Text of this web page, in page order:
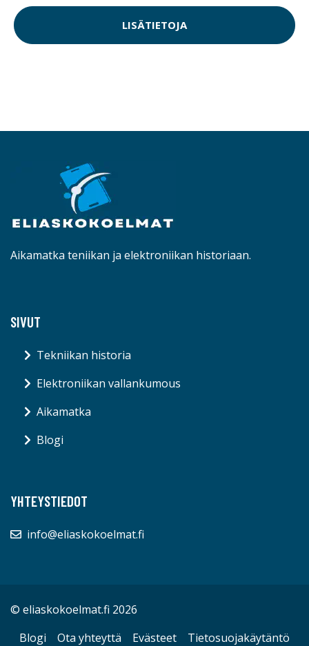
LISÄTIETOJA
Aikamatka teniikan ja elektroniikan historiaan.
SIVUT
Tekniikan historia
Elektroniikan vallankumous
Aikamatka
Blogi
YHTEYSTIEDOT
info@eliaskokoelmat.fi
© eliaskokoelmat.fi 2026
Blogi
Ota yhteyttä Evästeet Tietosuojakäytäntö